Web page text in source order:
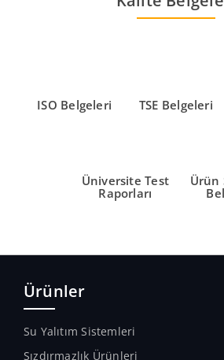
ISO Belgeleri TSE Belgeleri
Üniversite Test
Raporları
Ürün
Ürünler
Su Yalıtım Sistemleri
Sızdırmazlık Ürünleri